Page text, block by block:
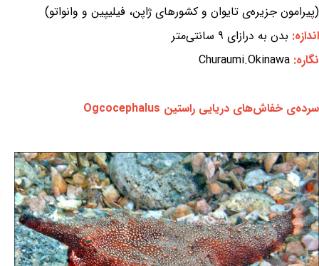
(پیرامون جزیره‌ی تایوان و کشورهای ژاپن، فیلیپین و وانواتو)
اندازه: بدن به درازای ۹ سانتی‌متر
نگاره: Churaumi.Okinawa
سرده‌ی خفاش‌های دریایی راستین Ogcocephalus